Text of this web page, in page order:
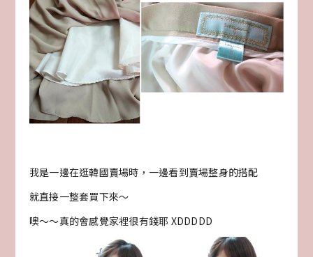
我是一邊在逛韓國賣場時，一邊看到賣場整身的搭配
就直接一整套買下來～
噢～～真的會感覺家裡很有錢耶 XDDDDD